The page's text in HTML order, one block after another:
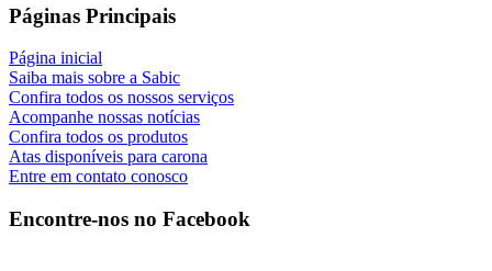
Páginas Principais
Página inicial
Saiba mais sobre a Sabic
Confira todos os nossos serviços
Acompanhe nossas notícias
Confira todos os produtos
Atas disponíveis para carona
Entre em contato conosco
Encontre-nos no Facebook